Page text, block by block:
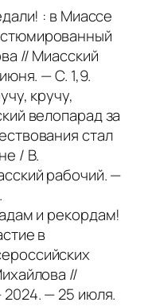
: в Миассе
// Миасский
— С. 1,9.
кручу,
велопарад за
стал
/ В.
рабочий. —
и рекордам!
в
//
— 25 июля.